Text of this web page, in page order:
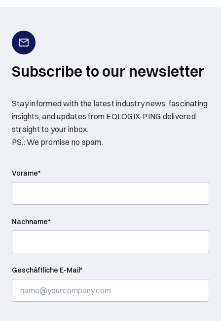
Subscribe to our newsletter
Stay informed with the latest industry news, fascinating
insights, and updates from EOLOGIX-PING delivered
straight to your inbox.
PS.: We promise no spam.
Vorame*
Nachname*
Geschäftliche E-Mail*